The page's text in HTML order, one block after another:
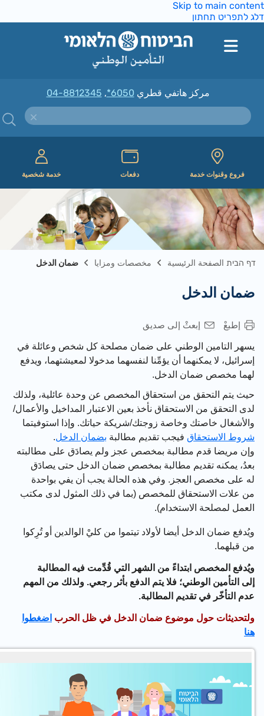
Skip to main
תחתון
مركز هاتفي قطري*6050
,
04-8812345
فروع وقنوات خدمة دفعات خدمة شخصية
הבית الصفحة الرئيسية مخصصات ومزايا ضمان الدخل
الدخل
إطبعْ إبعثْ إلى صديق
التامين الوطنيعلى ضمان مصلحة كل شخص وعائلة في
،لا يمكنهما أن يؤمِّنا لنفسهمامدخولا لمعيشتهما، ويدفع
مخصص ضمان الدخل.
يتم التحقق من استحقاق المخصص عن وحدة عائلية، ولذلك
التحقق من الاستحقاق نأخذ بعين الاعتبار المداخيل والأعمال/
خاصتك وخاصة زوجتك/شريكة حياتك. وإذا استوفيتما
الاستحقاقفيجب تقديم مطالبةبضمان الدخل.
مريضا قدم مطالبة بمخصص عجزولم يصادَق على مطالبته
يمكنهتقديم مطالبةبمخصص ضمان الدخلحتى يصادَق
على مخصص العجز. وفي هذه الحالة يجب أن يفي بواحدة
علاتالاستحقاق للمخصص (بما في ذلك المثول لدى مكتب
لمصلحة الاستخدام).
ضمان الدخل أيضا لأولادتيتموا من كليْ الوالدين أو تُرِكوا
قبلهما.
المخصص ابتداءًمن الشهر التي قُدِّمت فيه المطالبة
التأمين الوطني؛ فلا يتم الدفع بأثر رجعي. ولذلك من المهم
التأخّر في تقديم المطالبة.
حول موضوع ضمان الدخل في ظل الحرباضغطوا